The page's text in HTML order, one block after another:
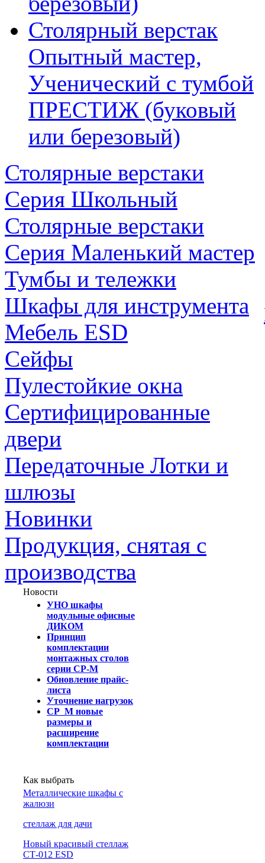
Столярный верстак
Опытный мастер,
Ученический с тумбой
ПРЕСТИЖ (буковый
или березовый)
Столярные верстаки
Серия Школьный
Столярные верстаки
Серия Маленький мастер
Тумбы и тележки
Шкафы для инструмента
Мебель ESD
Сейфы
Пулестойкие окна
Сертифицированные
двери
Передаточные Лотки и
шлюзы
Новинки
Продукция, снятая с
производства
Новости
УНО шкафы
модульные офисные
ДИКОМ
Принцип
комплектации
монтажных столов
серии СР-М
Обновление прайс-
листа
Уточнение нагрузок
СР_М новые
размеры и
расширение
комплектации
Как выбрать
Металлические шкафы с
жалюзи
cтеллаж для дачи
Новый красивый стеллаж
СТ-012 ESD